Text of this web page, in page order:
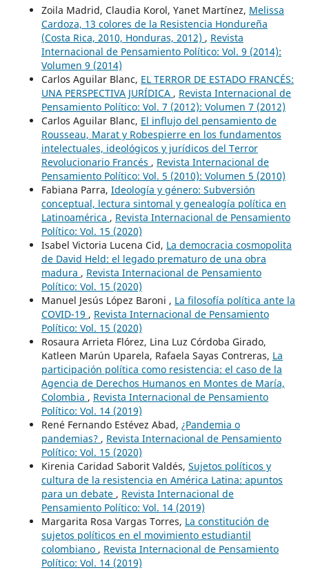
Zoila Madrid, Claudia Korol, Yanet Martínez, Melissa
Cardoza, 13 colores de la Resistencia Hondureña
(Costa Rica, 2010, Honduras, 2012) , Revista
Internacional de Pensamiento Político: Vol. 9 (2014):
Volumen 9 (2014)
Carlos Aguilar Blanc, EL TERROR DE ESTADO FRANCÉS:
UNA PERSPECTIVA JURÍDICA , Revista Internacional de
Pensamiento Político: Vol. 7 (2012): Volumen 7 (2012)
Carlos Aguilar Blanc, El influjo del pensamiento de
Rousseau, Marat y Robespierre en los fundamentos
intelectuales, ideológicos y jurídicos del Terror
Revolucionario Francés , Revista Internacional de
Pensamiento Político: Vol. 5 (2010): Volumen 5 (2010)
Fabiana Parra, Ideología y género: Subversión
conceptual, lectura sintomal y genealogía política en
Latinoamérica , Revista Internacional de Pensamiento
Político: Vol. 15 (2020)
Isabel Victoria Lucena Cid, La democracia cosmopolita
de David Held: el legado prematuro de una obra
madura , Revista Internacional de Pensamiento
Político: Vol. 15 (2020)
Manuel Jesús López Baroni , La filosofía política ante la
COVID-19 , Revista Internacional de Pensamiento
Político: Vol. 15 (2020)
Rosaura Arrieta Flórez, Lina Luz Córdoba Girado,
Katleen Marún Uparela, Rafaela Sayas Contreras, La
participación política como resistencia: el caso de la
Agencia de Derechos Humanos en Montes de María,
Colombia , Revista Internacional de Pensamiento
Político: Vol. 14 (2019)
René Fernando Estévez Abad, ¿Pandemia o
pandemias? , Revista Internacional de Pensamiento
Político: Vol. 15 (2020)
Kirenia Caridad Saborit Valdés, Sujetos políticos y
cultura de la resistencia en América Latina: apuntos
para un debate , Revista Internacional de
Pensamiento Político: Vol. 14 (2019)
Margarita Rosa Vargas Torres, La constitución de
sujetos políticos en el movimiento estudiantil
colombiano , Revista Internacional de Pensamiento
Político: Vol. 14 (2019)